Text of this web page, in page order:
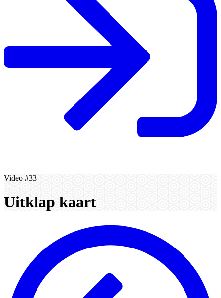
Video #33
Uitklap kaart